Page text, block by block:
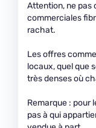
Attention, ne pas
commerciales
rachat.
Les offres
locaux, quel que
très denses où
Remarque : pour
pas à qui